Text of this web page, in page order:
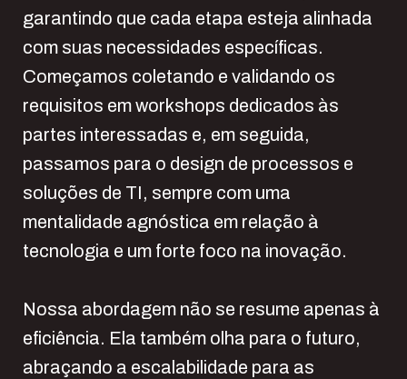
garantindo que cada etapa esteja alinhada
com suas necessidades específicas.
Começamos coletando e validando os
requisitos em workshops dedicados às
partes interessadas e, em seguida,
passamos para o design de processos e
soluções de TI, sempre com uma
mentalidade agnóstica em relação à
tecnologia e um forte foco na inovação.
Nossa abordagem não se resume apenas à
eficiência. Ela também olha para o futuro,
abraçando a escalabilidade para as